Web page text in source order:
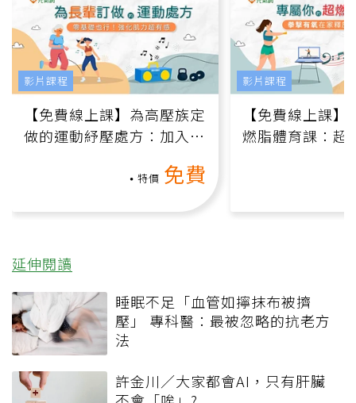
【免費線上課】為高壓族定
做的運動紓壓處方：加入行
特價 免費
影片課程
【免費線上課
燃脂體育課：超
影片課程
延伸閱讀
睡眠不足「血管如擰抹布被擠
壓」 專科醫：最被忽略的抗老方
法
許金川／大家都會AI，只有肝臟